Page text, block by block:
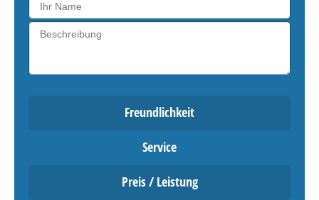
Freundlichkeit
Service
Preis / Leistung